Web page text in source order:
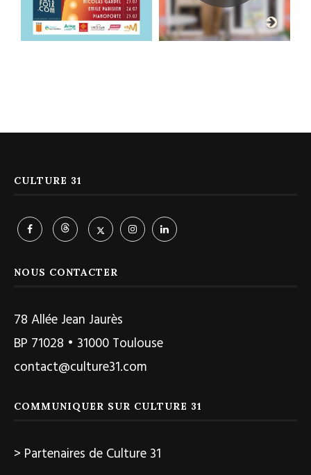
CULTURE 31
NOUS CONTACTER
78 Allée Jean Jaurès
BP 71028 • 31000 Toulouse
contact@culture31.com
COMMUNIQUER SUR CULTURE 31
> Partenaires de Culture 31